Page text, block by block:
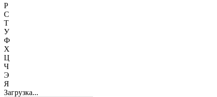
Р
С
Т
У
Ф
Х
Ц
Ч
Э
Я
Загрузка...